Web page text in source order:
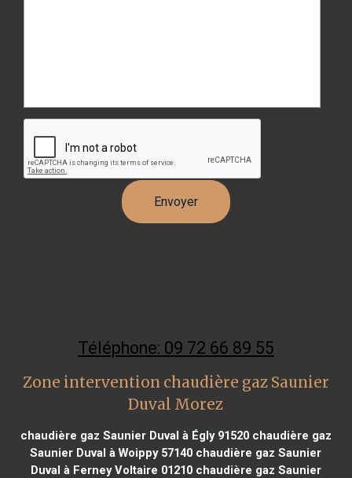
Téléphone: 09 72 66 89 55
Zone intervention chaudière gaz Saunier
Duval Morez
chaudière gaz Saunier Duval à Égly 91520chaudière gaz
Saunier Duval à Woippy 57140 chaudière gaz Saunier
Duval à Ferney Voltaire 01210chaudière gaz Saunier